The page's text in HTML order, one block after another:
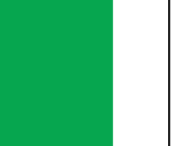
Velvære